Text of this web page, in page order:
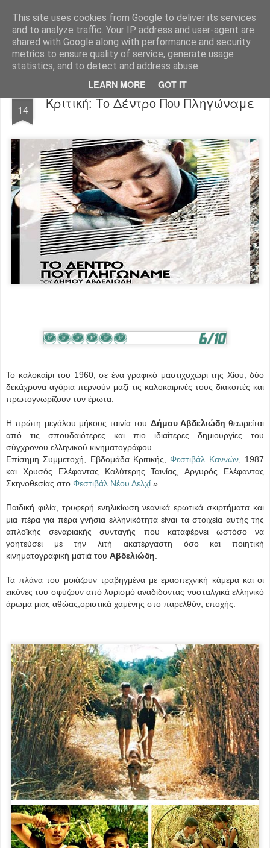
This site uses cookies from Google to deliver its services
and to analyze traffic. Your IP address and user-agent are
shared with Google along with performance and security
metrics to ensure quality of service, generate usage
statistics, and to detect and address abuse.
LEARN MORE GOT IT
FilmBoy
14 Κριτική: Το Δέντρο Που Πληγώναμε
To καλοκαίρι του 1960, σε ένα γραφικό μαστιχοχώρι της Χίου, δύο
δεκάχρονα αγόρια περνούν μαζί τις καλοκαιρινές τους διακοπές και
πρωτογνωρίζουν τον έρωτα.
Η πρώτη μεγάλου μήκους ταινία του Δήμου Αβδελιώδη θεωρείται
από τις σπουδαιότερες και πιο ιδιαίτερες δημιουργίες του
σύγχρονου ελληνικού κινηματογράφου.
Επίσημη Συμμετοχή, Εβδομάδα Κριτικής,Φεστιβάλ Καννών, 1987
και Χρυσός Ελέφαντας Καλύτερης Ταινίας, Αργυρός Ελέφαντας
Σκηνοθεσίας στο Φεστιβάλ Νέου Δελχί.»
Παιδική φιλία, τρυφερή ενηλικίωση νεανικά ερωτικά σκιρτήματα και
μια πέρα για πέρα γνήσια ελληνικότητα είναι τα στοιχεία αυτής της
απλοϊκής σεναριακής συνταγής που καταφέρνει ωστόσο να
γοητεύσει με την λιτή ακατέργαστη όσο και ποιητική
κινηματογραφική ματιά του Αβδελιώδη.
Τα πλάνα του μοιάζουν τραβηγμένα με ερασιτεχνική κάμερα και οι
εικόνες του σφύζουν από λυρισμό αναδίδοντας νοσταλγικά ελληνικό
άρωμα μιας αθώας,οριστικά χαμένης στο παρελθόν, εποχής.